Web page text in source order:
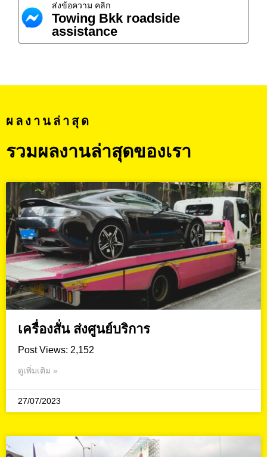
ส่งข้อความ คลิก
Towing Bkk roadside
assistance
ผลงานล่าสุด
รวมผลงานล่าสุดของเรา
เครื่องสั่น ส่งศูนย์บริการ
Post Views: 2,152
ดูเพิ่มเติม »
27/07/2023